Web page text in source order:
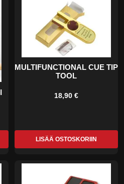
MULTIFUNCTIONAL CUE TIP
TOOL
18,90 €
LISÄÄ OSTOSKORIIN